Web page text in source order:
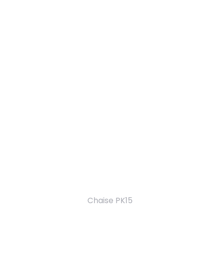
Chaise PK15